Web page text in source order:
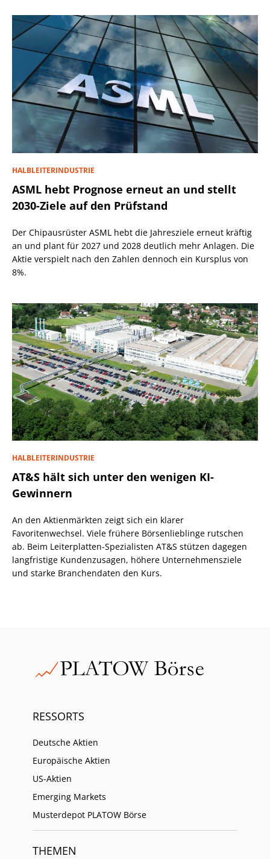
HALBLEITERINDUSTRIE
ASML hebt Prognose erneut an und stellt
2030-Ziele auf den Prüfstand
Der Chipausrüster ASML hebt die Jahresziele erneut kräftig
an und plant für 2027 und 2028 deutlich mehr Anlagen. Die
Aktie verspielt nach den Zahlen dennoch ein Kursplus von
8%.
HALBLEITERINDUSTRIE
AT&S hält sich unter den wenigen KI-
Gewinnern
An den Aktienmärkten zeigt sich ein klarer
Favoritenwechsel. Viele frühere Börsenlieblinge rutschen
ab. Beim Leiterplatten-Spezialisten AT&S stützen dagegen
langfristige Kundenzusagen, höhere Unternehmensziele
und starke Branchendaten den Kurs.
RESSORTS
Deutsche Aktien
Europäische Aktien
US-Aktien
Emerging Markets
Musterdepot PLATOW Börse
THEMEN